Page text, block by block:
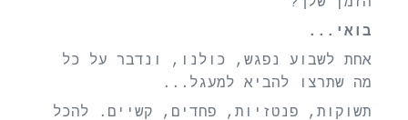
בואי...
אחת לשבוע נפגש, כולנו, ונדבר על כל
מה שתרצו להביא למעגל...
תשוקות, פנטזיות, פחדים, קשיים. להכל